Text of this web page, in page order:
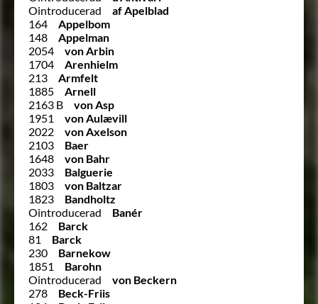
Ointroducerad
af Apelblad
164
Appelbom
148
Appelman
2054
von Arbin
1704
Arenhielm
213
Armfelt
1885
Arnell
2163 B
von Asp
1951
von Aulævill
2022
von Axelson
2103
Baer
1648
von Bahr
2033
Balguerie
1803
von Baltzar
1823
Bandholtz
Ointroducerad
Banér
162
Barck
81
Barck
230
Barnekow
1851
Barohn
Ointroducerad
von Beckern
278
Beck-Friis